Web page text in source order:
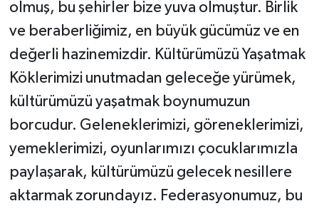
olmuş, bu şehirler bize yuva olmuştur. Birlik
ve beraberliğimiz, en büyük gücümüz ve en
değerli hazinemizdir. Kültürümüzü Yaşatmak
Köklerimizi unutmadan geleceğe yürümek,
kültürümüzü yaşatmak boynumuzun
borcudur. Geleneklerimizi, göreneklerimizi,
yemeklerimizi, oyunlarımızı çocuklarımızla
paylaşarak, kültürümüzü gelecek nesillere
aktarmak zorundayız. Federasyonumuz, bu